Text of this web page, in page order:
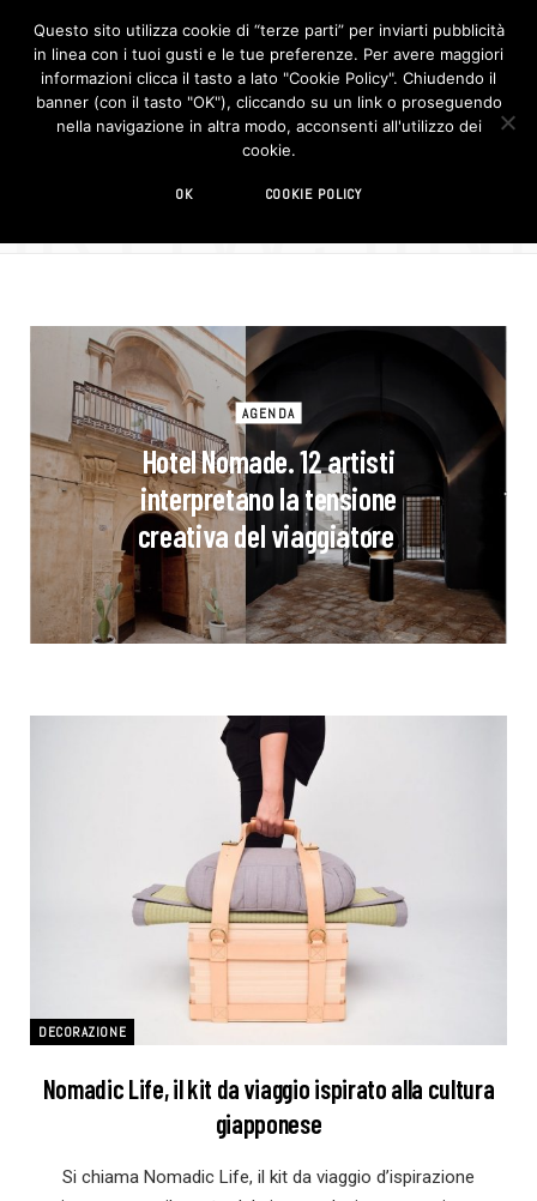
F
c
e
b
o
I
n
s
t
viaggio
AGENDA
Hotel Nomade. 12 artisti
interpretano la tensione
creativa del viaggiatore
DECORAZIONE
Nomadic Life, il kit da viaggio ispirato alla cultura
giapponese
Si chiama Nomadic Life, il kit da viaggio d’ispirazione
Questo sito utilizza cookie di “terze parti” per inviarti pubblicità
in linea con i tuoi gusti e le tue preferenze. Per avere maggiori
informazioni clicca il tasto a lato "Cookie Policy". Chiudendo il
banner (con il tasto "OK"), cliccando su un link o proseguendo
nella navigazione in altra modo, acconsenti all'utilizzo dei
cookie.
OK COOKIE POLICY